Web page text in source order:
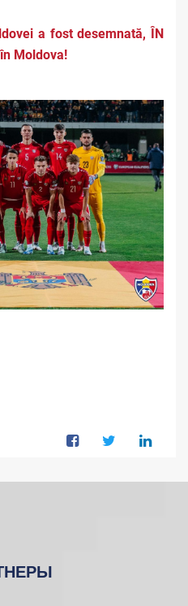
a fost desemnată, ÎN
Moldova!